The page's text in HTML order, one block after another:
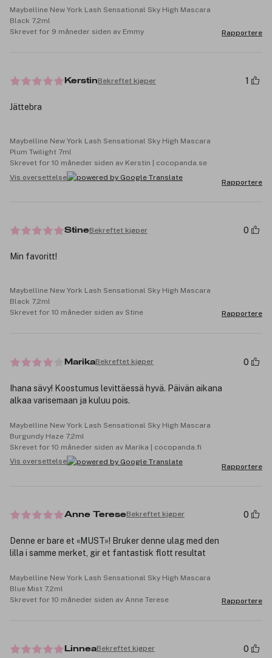
Maybelline New York Lash Sensational Sky High Mascara
Black 7,2ml
Skrevet for 9 måneder siden av Emmy
Rapportere
KerstinBekreftet kjøper 1
Jättebra
Maybelline New York Lash Sensational Sky High Mascara
Plum Twilight 7ml
Skrevet for 10 måneder siden av Kerstin | cocopanda.se
Vis oversettelse
Rapportere
StineBekreftet kjøper 0
Min favoritt!
Maybelline New York Lash Sensational Sky High Mascara
Black 7,2ml
Skrevet for 10 måneder siden av Stine
Rapportere
MarikaBekreftet kjøper 0
Ihana sävy! Koostumus levittäessä hyvä. Päivän aikana
alkaa varisemaan ja kuluu pois.
Maybelline New York Lash Sensational Sky High Mascara
Burgundy Haze 7,2ml
Skrevet for 10 måneder siden av Marika | cocopanda.fi
Vis oversettelse
Rapportere
Anne TereseBekreftet kjøper 0
Denne er bare et «MUST»! Bruker denne ulag med den
lilla i samme merket, gir et fantastisk flott resultat
Maybelline New York Lash Sensational Sky High Mascara
Blue Mist 7,2ml
Skrevet for 10 måneder siden av Anne Terese
Rapportere
LinneaBekreftet kjøper 0